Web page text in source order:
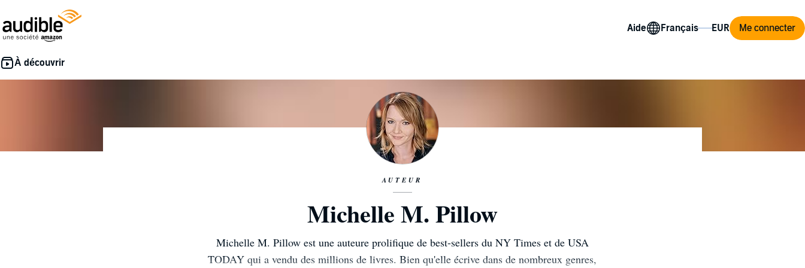
Aide Me connecter
AUTEUR
Michelle M. Pillow
Michelle M. Pillow est une auteure prolifique de best-sellers du NY Times et de USA
TODAY qui a vendu des millions de livres. Bien qu'elle écrive dans de nombreux genres,